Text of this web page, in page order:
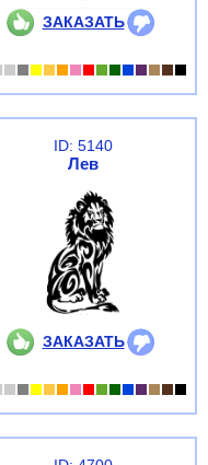
ЗАКАЗАТЬ
ID: 5140
Лев
ЗАКАЗАТЬ